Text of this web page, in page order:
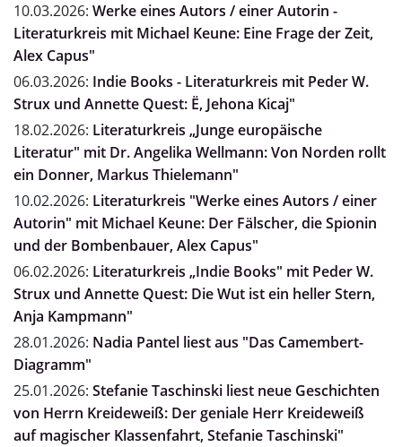
10.03.2026: Werke eines Autors / einer Autorin -
Literaturkreis mit Michael Keune: Eine Frage der Zeit,
Alex Capus"
06.03.2026: Indie Books - Literaturkreis mit Peder W.
Strux und Annette Quest: Ë, Jehona Kicaj"
18.02.2026: Literaturkreis „Junge europäische
Literatur" mit Dr. Angelika Wellmann: Von Norden rollt
ein Donner, Markus Thielemann"
10.02.2026: Literaturkreis "Werke eines Autors / einer
Autorin" mit Michael Keune: Der Fälscher, die Spionin
und der Bombenbauer, Alex Capus"
06.02.2026: Literaturkreis „Indie Books" mit Peder W.
Strux und Annette Quest: Die Wut ist ein heller Stern,
Anja Kampmann"
28.01.2026: Nadia Pantel liest aus "Das Camembert-
Diagramm"
25.01.2026: Stefanie Taschinski liest neue Geschichten
von Herrn Kreideweiß: Der geniale Herr Kreideweiß
auf magischer Klassenfahrt, Stefanie Taschinski"